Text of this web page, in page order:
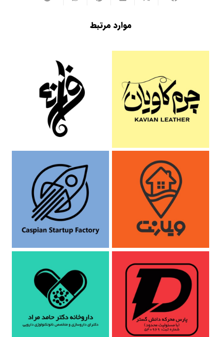
موارد مرتبط